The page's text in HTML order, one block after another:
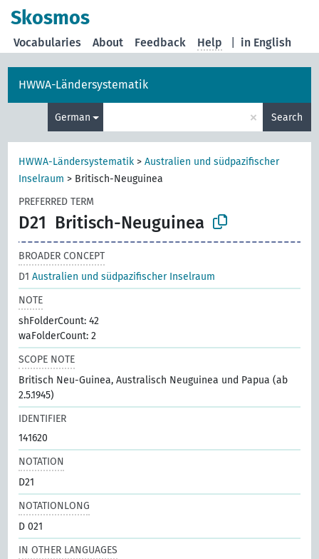
Skosmos
in English
Vocabularies About Feedback Help
HWWA-Ländersystematik
German × Search
HWWA-Ländersystematik >Australien und südpazifischer
Inselraum > Britisch-Neuguinea
PREFERRED TERM
D21 Britisch-Neuguinea
BROADER CONCEPT
D1Australien und südpazifischer Inselraum
NOTE
shFolderCount: 42
waFolderCount: 2
SCOPE NOTE
Britisch Neu-Guinea, Australisch Neuguinea und Papua (ab
2.5.1945)
IDENTIFIER
141620
NOTATION
D21
NOTATIONLONG
D 021
IN OTHER LANGUAGES